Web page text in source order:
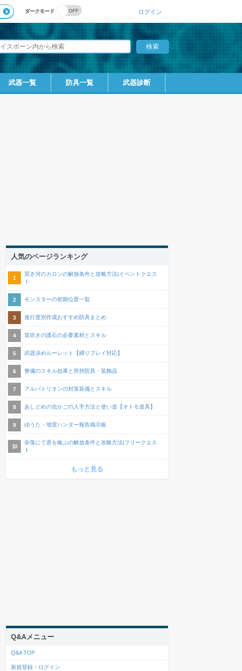
ダークモード ログイン
武器一覧 防具一覧 武器診断
人気のページランキング
冥き河のカロンの解放条件と攻略方法|イベントクエス
ト
モンスターの初期位置一覧
進行度別作成おすすめ防具まとめ
笛吹きの護石の必要素材とスキル
武器決めルーレット【縛りプレイ対応】
整備のスキル効果と所持防具・装飾品
アルバトリオンの対策装備とスキル
あしどめの虫かごの入手方法と使い道【オトモ道具】
ゆうた・地雷ハンター報告掲示板
奈落にて君を喚ぶの解放条件と攻略方法|フリークエス
ト
もっと見る
Q&Aメニュー
Q&A TOP
新規登録・ログイン